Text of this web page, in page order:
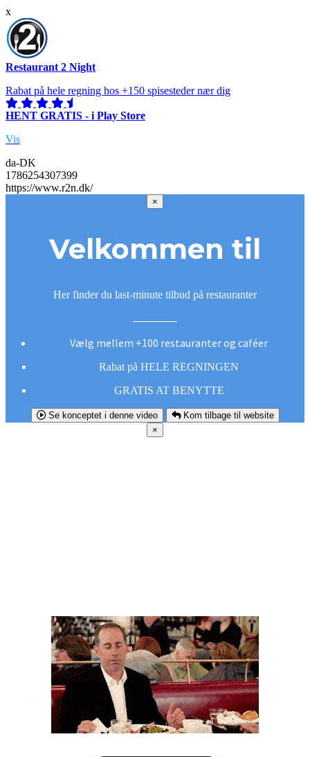
x
Restaurant 2 Night
Rabat på hele regning hos +150 spisesteder nær dig
HENT GRATIS - i Play Store
Vis
da-DK
1786254307399
https://www.r2n.dk/
×
Velkommen til
Her finder du last-minute tilbud på restauranter
Vælg mellem +100 restauranter og caféer
Rabat på HELE REGNINGEN
GRATIS AT BENYTTE
Se konceptet i denne video
Kom tilbage til website
×